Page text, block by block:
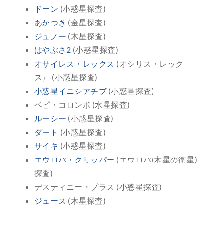
ドーン (小惑星探査)
あかつき (金星探査)
ジュノー (木星探査)
はやぶさ2 (小惑星探査)
オサイレス・レックス (オシリス・レック
ス） (小惑星探査)
小惑星イニシアチブ (小惑星探査)
ベピ・コロンボ (水星探査)
ルーシー (小惑星探査)
ダート (小惑星探査)
サイキ (小惑星探査)
エウロパ・クリッパー (エウロパ(木星の衛星)
探査)
デスティニー・プラス (小惑星探査)
ジュース (木星探査)